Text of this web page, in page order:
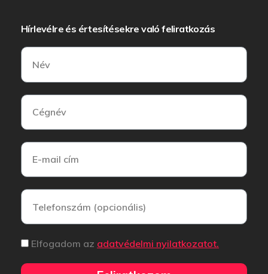
Hírlevélre és értesítésekre való feliratkozás
Elfogadom az adatvédelmi nyilatkozatot.